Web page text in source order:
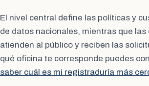
El nivel central define las políticas y
de datos nacionales, mientras que
atienden al público y reciben las
qué oficina te corresponde puedes
saber cuál es mi registraduría más